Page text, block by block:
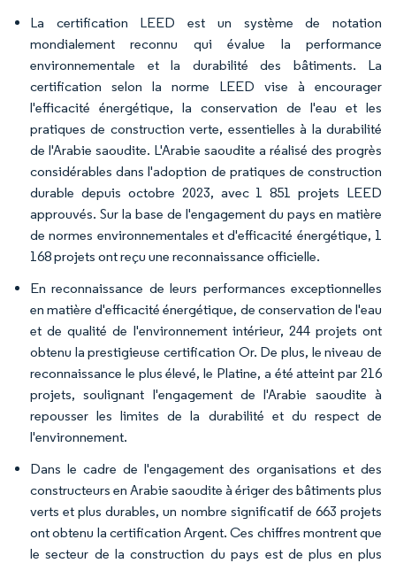
La certification LEED est un système de notation
mondialement reconnu qui évalue la performance
environnementale et la durabilité des bâtiments. La
certification selon la norme LEED vise à encourager
l'efficacité énergétique, la conservation de l'eau et les
pratiques de construction verte, essentielles à la durabilité
de l'Arabie saoudite. L'Arabie saoudite a réalisé des progrès
considérables dans l'adoption de pratiques de construction
durable depuis octobre 2023, avec 1 851 projets LEED
approuvés. Sur la base de l'engagement du pays en matière
de normes environnementales et d'efficacité énergétique, 1
168 projets ont reçu une reconnaissance officielle.
En reconnaissance de leurs performances exceptionnelles
en matière d'efficacité énergétique, de conservation de l'eau
et de qualité de l'environnement intérieur, 244 projets ont
obtenu la prestigieuse certification Or. De plus, le niveau de
reconnaissance le plus élevé, le Platine, a été atteint par 216
projets, soulignant l'engagement de l'Arabie saoudite à
repousser les limites de la durabilité et du respect de
l'environnement.
Dans le cadre de l'engagement des organisations et des
constructeurs en Arabie saoudite à ériger des bâtiments plus
verts et plus durables, un nombre significatif de 663 projets
ont obtenu la certification Argent. Ces chiffres montrent que
le secteur de la construction du pays est de plus en plus